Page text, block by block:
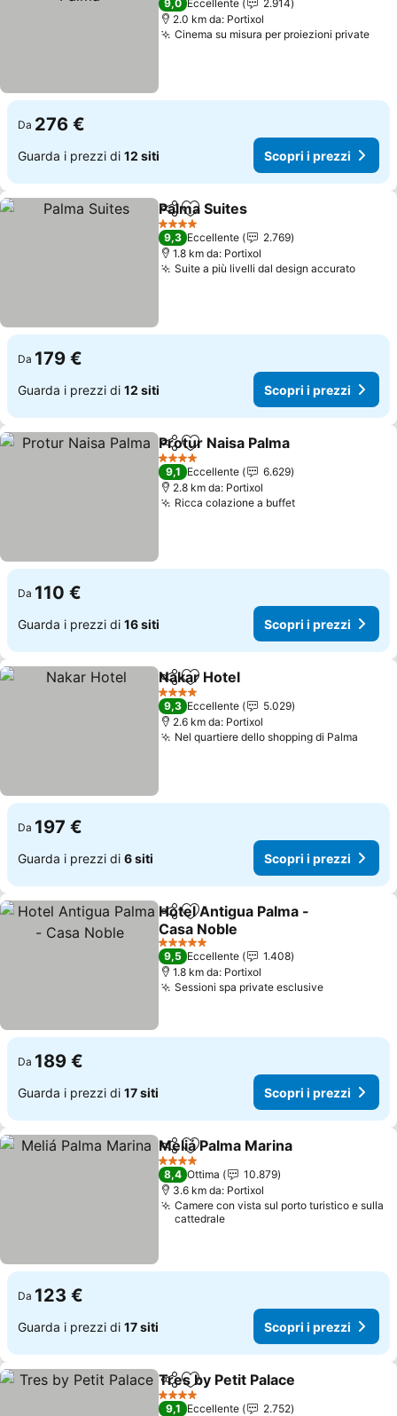
9,0 Eccellente
2.914
2.0 km da: Portixol
Cinema su misura per proiezioni private
Da 276 €
Guarda i prezzi di 12 siti Scopri i prezzi
CondividiAggiungi ai preferiti
Palma Suites
4 Stelle
9,3 Eccellente
2.769
1.8 km da: Portixol
Suite a più livelli dal design accurato
Da 179 €
Guarda i prezzi di 12 siti Scopri i prezzi
CondividiAggiungi ai preferiti
Protur Naisa Palma
4 Stelle
9,1 Eccellente
6.629
2.8 km da: Portixol
Ricca colazione a buffetScopri i prezzi
Da 110 €
Guarda i prezzi di 16 siti Scopri i prezzi
CondividiAggiungi ai preferiti
Nakar Hotel
4 Stelle
9,3 Eccellente
5.029
2.6 km da: Portixol
Nel quartiere dello shopping di Palma
Da 197 €
Guarda i prezzi di 6 siti Scopri i prezzi
CondividiAggiungi ai preferiti
Hotel Antigua Palma -
Casa Noble
Scopri i prezzi
5 Stelle
9,5 Eccellente
1.408
1.8 km da: Portixol
Sessioni spa private esclusiveScopri i
Da 189 €
Guarda i prezzi di 17 siti Scopri i prezzi
CondividiAggiungi ai preferiti
Meliá Palma Marina
4 Stelle
8,4 Ottima
10.879
3.6 km da: Portixol
Camere con vista sul porto turistico e sulla
cattedrale
Da 123 €
Guarda i prezzi di 17 siti Scopri i prezzi
CondividiAggiungi ai preferiti
Tres by Petit Palace
4 Stelle
9,1 Eccellente
2.752